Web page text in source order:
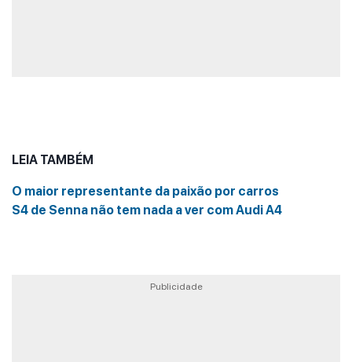
LEIA TAMBÉM
O maior representante da paixão por carros
S4 de Senna não tem nada a ver com Audi A4
Publicidade